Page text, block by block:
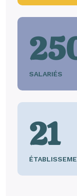
SALARIÉS
21